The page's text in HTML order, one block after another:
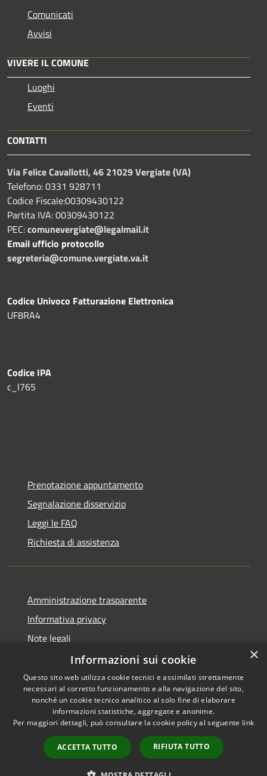
Comunicati
Avvisi
VIVERE IL COMUNE
Luoghi
Eventi
CONTATTI
Via Felice Cavallotti, 46 21029 Vergiate (VA)
Telefono: 0331 928711
Codice Fiscale:00309430122
Partita IVA: 00309430122
PEC:comunevergiate@legalmail.it
Email ufficio protocollo
segreteria@comune.vergiate.va.it
Codice Univoco Fatturazione Elettronica
UF8RA4
Codice IPA
c_l765
Prenotazione appuntamento
Segnalazione disservizio
Leggi le FAQ
Richiesta di assistenza
Amministrazione trasparente
Informativa privacy
Note legali
Dichiarazione di accessibilità
RSS
Copyright © 2026 • Comune di
Municipium•
Accesso
redazione
×
Informazioni sui cookie
Questo sito web utilizza cookie tecnici e assimilati strettamente
necessari al corretto funzionamento e alla navigazione del sito,
nonché un cookie tecnico analitico al solo fine di elaborare
informazioni statistiche, aggregate e anonime.
Per maggiori dettagli, può consultare la cookie policy al seguente link
ACCETTA TUTTO RIFIUTA TUTTO